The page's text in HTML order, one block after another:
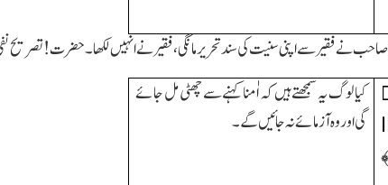
فقیر سے اپنی سنیت کی سند تحریر مانگی،فقیر نے انہیں لکھا۔ حضرت ! تصریح
﴾
کیا لوگ یہ سمجھتے ہیں کہ اٰمنا کہنے سے چھٹی مل جائے
گی اور وہ آزمائے نہ جائیں گے۔